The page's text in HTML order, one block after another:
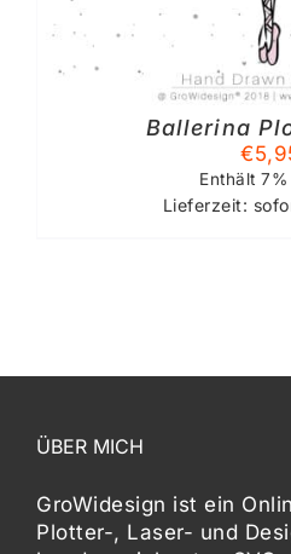
Ballerina
€
Enthält
Lieferzeit:
ÜBER MICH
GroWidesign ist ein
Plotter-, Laser- und